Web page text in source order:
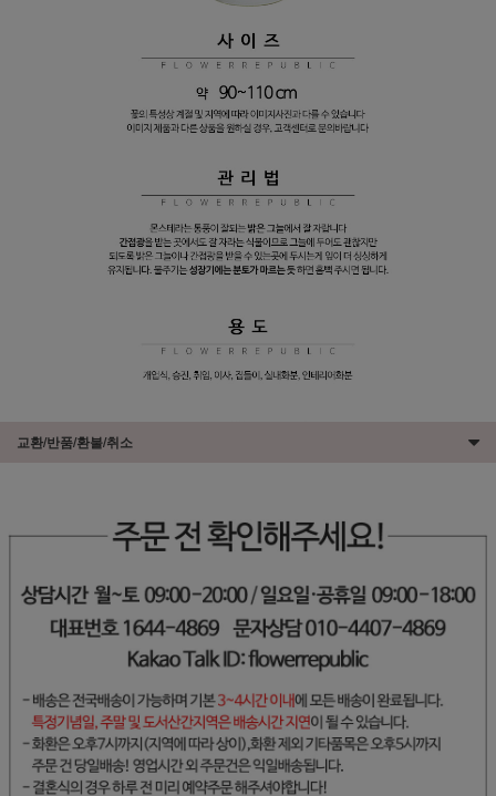
교환/반품/환불/취소